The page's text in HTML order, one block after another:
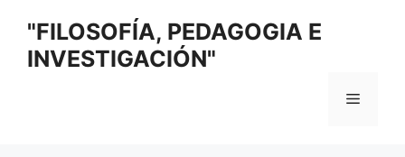
contenido
"FILOSOFÍA, PEDAGOGIA E
INVESTIGACIÓN"
Menú